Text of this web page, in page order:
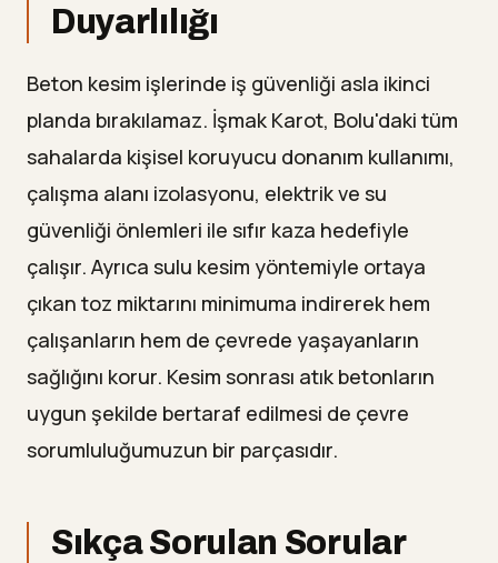
Duyarlılığı
Beton kesim işlerinde iş güvenliği asla ikinci
planda bırakılamaz. İşmak Karot, Bolu'daki tüm
sahalarda kişisel koruyucu donanım kullanımı,
çalışma alanı izolasyonu, elektrik ve su
güvenliği önlemleri ile sıfır kaza hedefiyle
çalışır. Ayrıca sulu kesim yöntemiyle ortaya
çıkan toz miktarını minimuma indirerek hem
çalışanların hem de çevrede yaşayanların
sağlığını korur. Kesim sonrası atık betonların
uygun şekilde bertaraf edilmesi de çevre
sorumluluğumuzun bir parçasıdır.
Sıkça Sorulan Sorular